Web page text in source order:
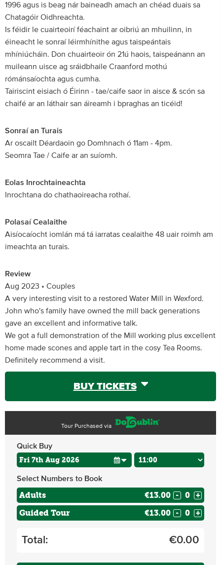
1996 agus is beag nár baineadh amach an chéad duais sa
Chatagóir Oidhreachta.
Is féidir le cuairteoirí féachaint ar oibriú an mhuilinn, in
éineacht le sonraí léirmhínithe agus taispeántais
mhíniúcháin. Don chuairteoir ón 21ú haois, taispeánann an
muileann uisce ag sráidbhaile Craanford mothú
rómánsaíochta agus cumha.
Tairiscint eisiach ó Éirinn - tae/caife saor in aisce & scón sa
chaifé ar an láthair san áireamh i bpraghas an ticéid!
Sonraí an Turais
Ar oscailt Déardaoin go Domhnach ó 11am - 4pm.
Seomra Tae / Caife ar an suíomh.
Eolas Inrochtaineachta
Inrochtana do chathaoireacha rothaí.
Polasaí Cealaithe
Aisíocaíocht iomlán má tá iarratas cealaithe 48 uair roimh am
imeachta an turais.
Review
Aug 2023 • Couples
A very interesting visit to a restored Water Mill in Wexford.
John who's family have owned the mill back generations
gave an excellent and informative talk.
We got a full demonstration of the Mill working plus excellent
home made scones and apple tart in the cosy Tea Rooms.
Definitely recommend a visit.
BUY TICKETS
Tour Purchased via
Quick Buy
Select Numbers to Book
Adults €13.00 - +
Guided Tour €13.00 - +
Total: €0.00